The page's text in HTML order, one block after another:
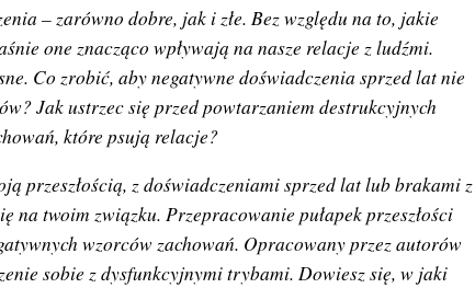
– zarówno dobre, jak i złe. Bez względu na to, jakie
one znacząco wpływają na nasze relacje z ludźmi.
Co zrobić, aby negatywne doświadczenia sprzed lat nie
Jak ustrzec się przed powtarzaniem destrukcyjnych
które psują relacje?
przeszłością, z doświadczeniami sprzed lat lub brakami z
na twoim związku. Przepracowanie pułapek przeszłości
wzorców zachowań. Opracowany przez autorów
sobie z dysfunkcyjnymi trybami. Dowiesz się, w jaki